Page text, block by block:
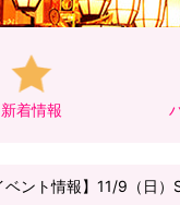
新着情報
ベント情報】11/9（日